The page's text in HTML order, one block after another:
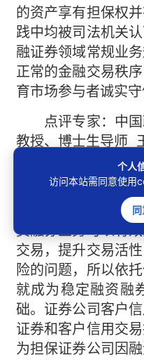
的资产享有担保权
践中均被司法机关
融证券领域常规业
正常的金融交易秩
育市场参与者诚实守
点评专家：中国
教授、博士生导师
点评意见：融资
客户出借资金供其
证券供其卖出，并
资融券业务可以有
交易，提升交易活
险的问题，所以依
就成为稳定融资融
础。证券公司客户
证券和客户信用交
为担保证券公司因
个人
访问本站需同意使用